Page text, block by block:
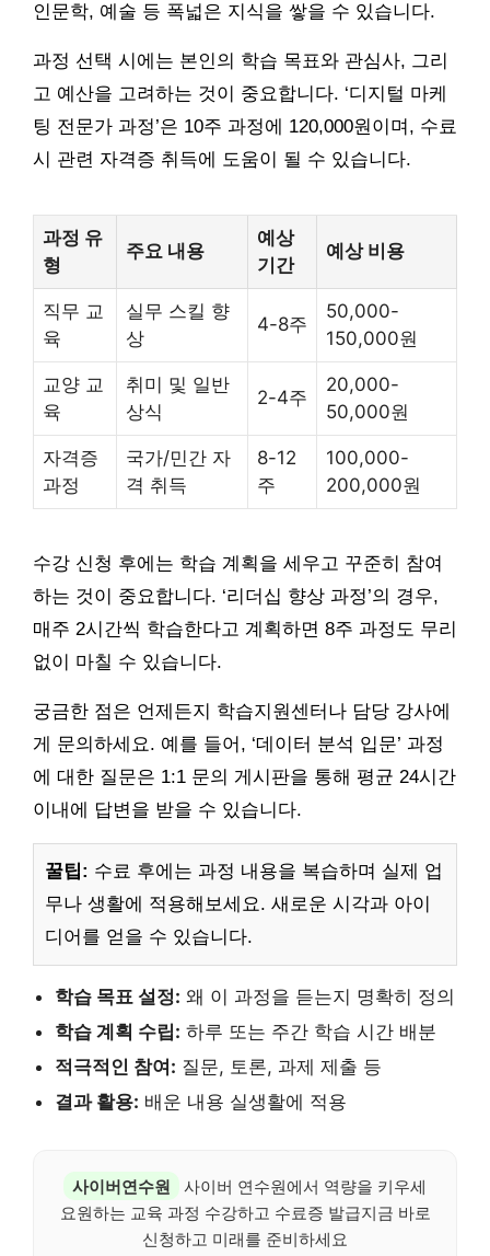
인문학, 예술 등 폭넓은 지식을 쌓을 수 있습니다.
과정 선택 시에는 본인의 학습 목표와 관심사, 그리
고 예산을 고려하는 것이 중요합니다. ‘디지털 마케
팅 전문가 과정’은 10주 과정에 120,000원이며, 수료
시 관련 자격증 취득에 도움이 될 수 있습니다.
과정 유
형
주요 내용
예상
기간
예상 비용
직무 교
육
실무 스킬 향
상
4-8주
50,000-
150,000원
교양 교
육
취미 및 일반
상식
2-4주
20,000-
50,000원
자격증
과정
국가/민간 자
격 취득
8-12
주
100,000-
200,000원
수강 신청 후에는 학습 계획을 세우고 꾸준히 참여
하는 것이 중요합니다. ‘리더십 향상 과정’의 경우,
매주 2시간씩 학습한다고 계획하면 8주 과정도 무리
없이 마칠 수 있습니다.
궁금한 점은 언제든지 학습지원센터나 담당 강사에
게 문의하세요. 예를 들어, ‘데이터 분석 입문’ 과정
에 대한 질문은 1:1 문의 게시판을 통해 평균 24시간
이내에 답변을 받을 수 있습니다.
꿀팁: 수료 후에는 과정 내용을 복습하며 실제 업
무나 생활에 적용해보세요. 새로운 시각과 아이
디어를 얻을 수 있습니다.
학습 목표 설정: 왜 이 과정을 듣는지 명확히 정의
학습 계획 수립: 하루 또는 주간 학습 시간 배분
적극적인 참여: 질문, 토론, 과제 제출 등
결과 활용: 배운 내용 실생활에 적용
사이버연수원
사이버 연수원에서 역량을 키우세
요원하는 교육 과정 수강하고 수료증 발급지금 바로
신청하고 미래를 준비하세요